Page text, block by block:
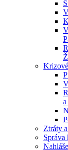
Ztráty
Správa